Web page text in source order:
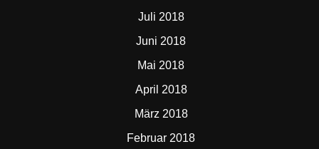
Juli 2018
Juni 2018
Mai 2018
April 2018
März 2018
Februar 2018